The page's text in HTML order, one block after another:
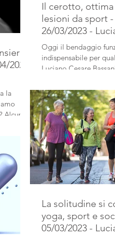
2023
la
Il cerotto,
lesioni da sport -
26/03/2023 -
Bassani
Oggi il bendaggio
indispensabile per
Luciano Cesare
La solitudine si
yoga, sport e
05/03/2023 -